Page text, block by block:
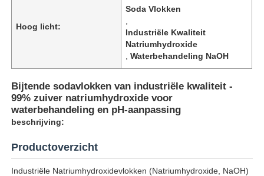
Hoog licht:
Soda Vlokken
Industriële Kwaliteit
Natriumhydroxide
,Waterbehandeling NaOH
Bijtende sodavlokken van industriële kwaliteit -
99% zuiver natriumhydroxide voor
waterbehandeling en pH-aanpassing
beschrijving:
Productoverzicht
Industriële Natriumhydroxidevlokken (Natriumhydroxide, NaOH)